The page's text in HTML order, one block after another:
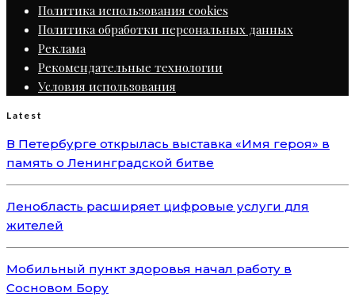
Политика использования cookies
Политика обработки персональных данных
Реклама
Рекомендательные технологии
Условия использования
Latest
В Петербурге открылась выставка «Имя героя» в
память о Ленинградской битве
Ленобласть расширяет цифровые услуги для
жителей
Мобильный пункт здоровья начал работу в
Сосновом Бору